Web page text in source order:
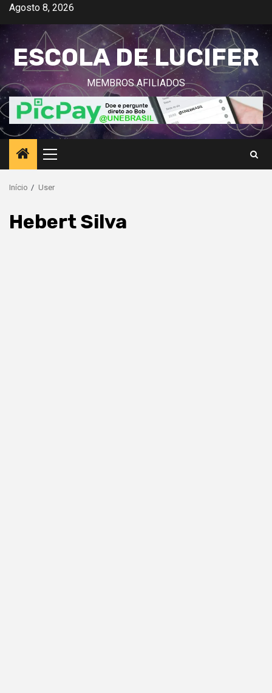
Avançar
o
conteúdo
Agosto 8, 2026
ESCOLA DE LUCIFER
MEMBROS AFILIADOS
Menu
principal
Início User
Hebert Silva